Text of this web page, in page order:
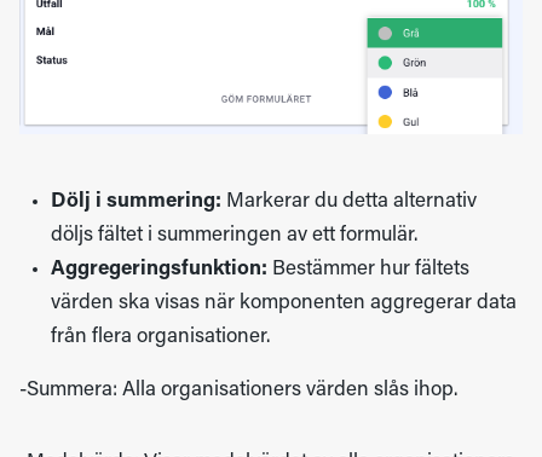
Dölj i summering: Markerar du detta alternativ
döljs fältet i summeringen av ett formulär.
Aggregeringsfunktion: Bestämmer hur fältets
värden ska visas när komponenten aggregerar data
från flera organisationer.
-Summera: Alla organisationers värden slås ihop.